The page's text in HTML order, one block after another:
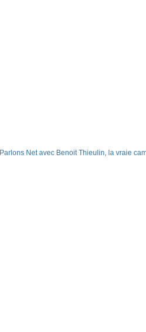
Parlons Net avec Benoit Thieulin, la vraie